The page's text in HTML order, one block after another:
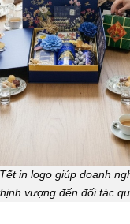
in logo giúp doanh
vượng đến đối tác